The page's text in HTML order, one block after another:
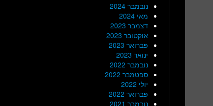
נובמבר 2024
מאי 2024
דצמבר 2023
אוקטובר 2023
פברואר 2023
ינואר 2023
נובמבר 2022
ספטמבר 2022
יולי 2022
פברואר 2022
נובמבר 2021